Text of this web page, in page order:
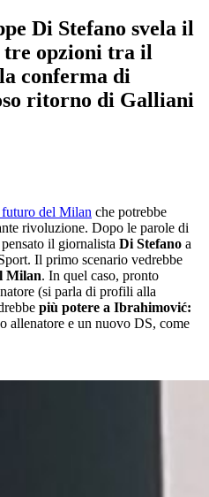
Di Stefano svela il
opzioni tra il
conferma di
ritorno di Galliani
del Milan che potrebbe
rivoluzione. Dopo le parole di
il giornalista Di Stefano a
Il primo scenario vedrebbe
Milan. In quel caso, pronto
(si parla di profili alla
più potere a Ibrahimović:
allenatore e un nuovo DS, come